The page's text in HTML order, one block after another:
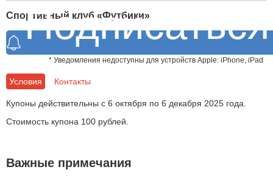
Спортивный клуб «Футбики»
Подписаться
на акции
* Уведомления недоступны для устройств Apple: iPhone, iPad
Условия Контакты
Купоны действительны с 6 октября по 6 декабря 2025 года.
Стоимость купона 100 рублей.
Важные примечания